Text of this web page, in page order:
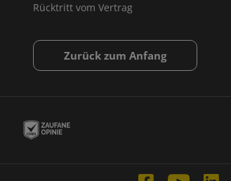
Rücktritt vom Vertrag
Zurück zum Anfang